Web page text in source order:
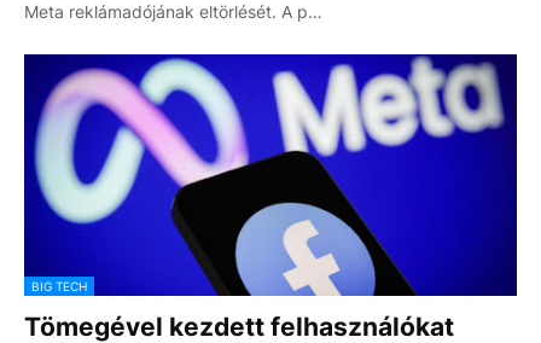
Meta reklámadójának eltörlését. A p…
BIG TECH
Tömegével kezdett felhasználókat